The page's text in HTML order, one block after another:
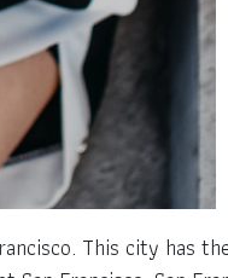
This city has